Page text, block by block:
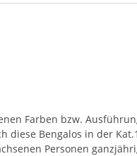
Farben bzw.
diese Bengalos in der
Personen